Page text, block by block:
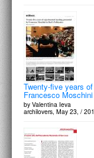
Twenty-five years
Francesco
by Valentina Ieva
archilovers, May 23, /